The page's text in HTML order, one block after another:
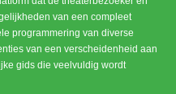
van een compleet
programmering van diverse
van een verscheidenheid aan
gids die veelvuldig wordt